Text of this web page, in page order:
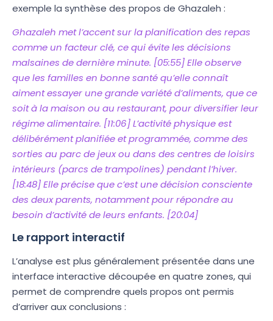
exemple la synthèse des propos de Ghazaleh :
Ghazaleh met l’accent sur la planification des repas
comme un facteur clé, ce qui évite les décisions
malsaines de dernière minute. [05:55] Elle observe
que les familles en bonne santé qu’elle connaît
aiment essayer une grande variété d’aliments, que ce
soit à la maison ou au restaurant, pour diversifier leur
régime alimentaire. [11:06] L’activité physique est
délibérément planifiée et programmée, comme des
sorties au parc de jeux ou dans des centres de loisirs
intérieurs (parcs de trampolines) pendant l’hiver.
[18:48] Elle précise que c’est une décision consciente
des deux parents, notamment pour répondre au
besoin d’activité de leurs enfants. [20:04]
Le rapport interactif
L’analyse est plus généralement présentée dans une
interface interactive découpée en quatre zones, qui
permet de comprendre quels propos ont permis
d’arriver aux conclusions :